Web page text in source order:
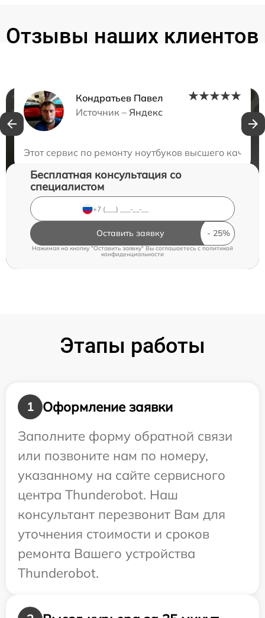
Отзывы наших клиентов
Кондратьев Павел
Источник – Яндекс
Этот сервис по ремонту ноутбуков высшего
Нужна консультация?
Бесплатная консультация со
специалистом
Оставить заявку
Нажимая на кнопку "Оставить заявку" Вы соглашаетесь cполитикой
конфиденциальности
Этапы работы
1
Оформление заявки
Заполните форму обратной связи
или позвоните нам по номеру,
указанному на сайте сервисного
центра Thunderobot. Наш
консультант перезвонит Вам для
уточнения стоимости и сроков
ремонта Вашего устройства
Thunderobot.